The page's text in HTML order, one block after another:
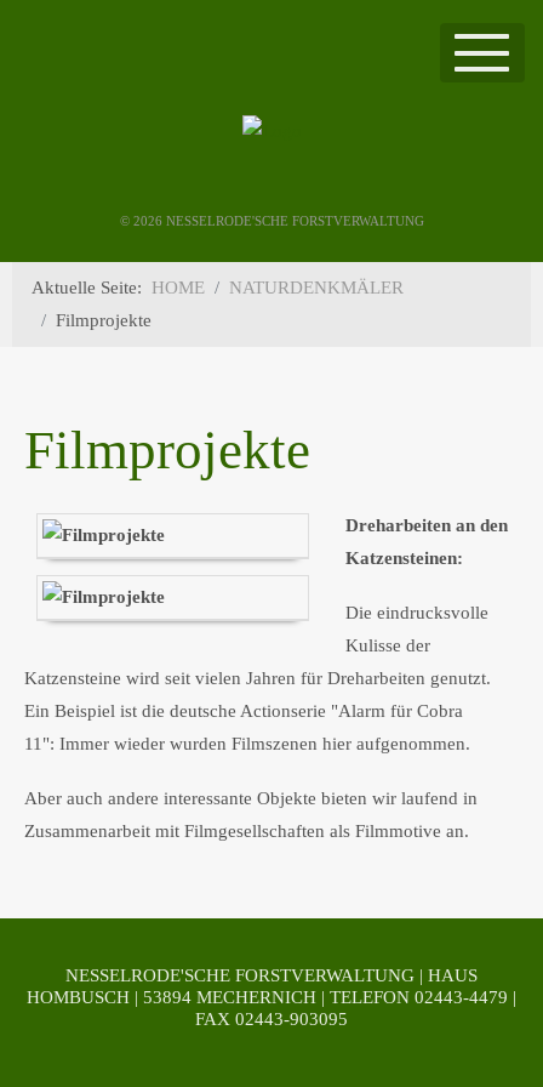
© 2026 NESSELRODE'SCHE FORSTVERWALTUNG
Aktuelle Seite: HOME
NATURDENKMÄLER
Filmprojekte
Filmprojekte
Dreharbeiten an den
Katzensteinen:
Die eindrucksvolle
Kulisse der
Katzensteine wird seit vielen Jahren für Dreharbeiten genutzt.
Ein Beispiel ist die deutsche Actionserie "Alarm für Cobra
11": Immer wieder wurden Filmszenen hier aufgenommen.
Aber auch andere interessante Objekte bieten wir laufend in
Zusammenarbeit mit Filmgesellschaften als Filmmotive an.
NESSELRODE'SCHE FORSTVERWALTUNG | HAUS
HOMBUSCH | 53894 MECHERNICH | TELEFON 02443-4479 |
FAX 02443-903095